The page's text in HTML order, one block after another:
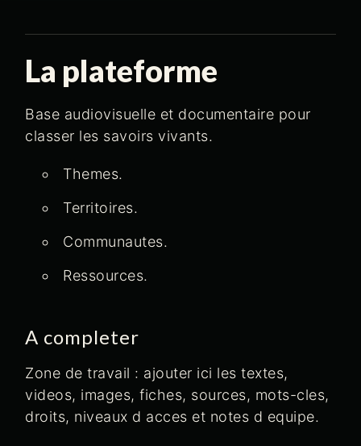
La plateforme
Base audiovisuelle et documentaire pour
classer les savoirs vivants.
Themes.
Territoires.
Communautes.
Ressources.
A completer
Zone de travail : ajouter ici les textes,
videos, images, fiches, sources, mots-cles,
droits, niveaux d acces et notes d equipe.